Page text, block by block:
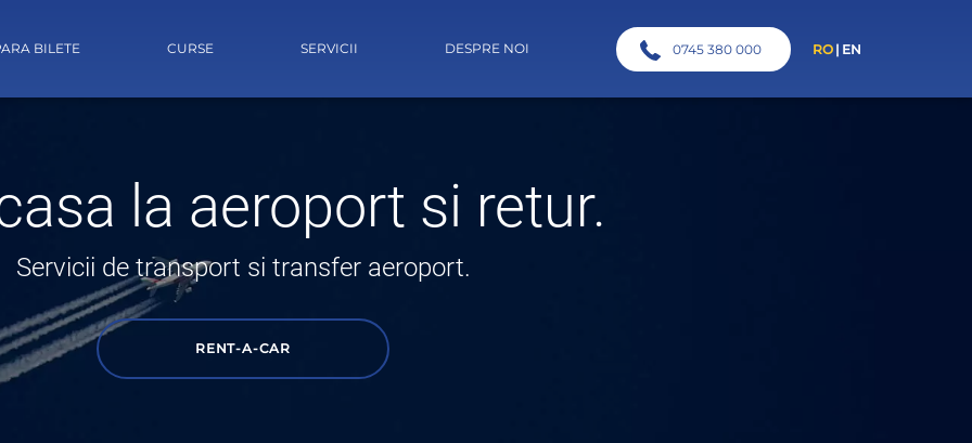
BILETE CURSE SERVICII DESPRE NOI 0745 380 000 RO EN
la aeroport si retur.
Servicii de transport si transfer aeroport.
RENT-A-CAR